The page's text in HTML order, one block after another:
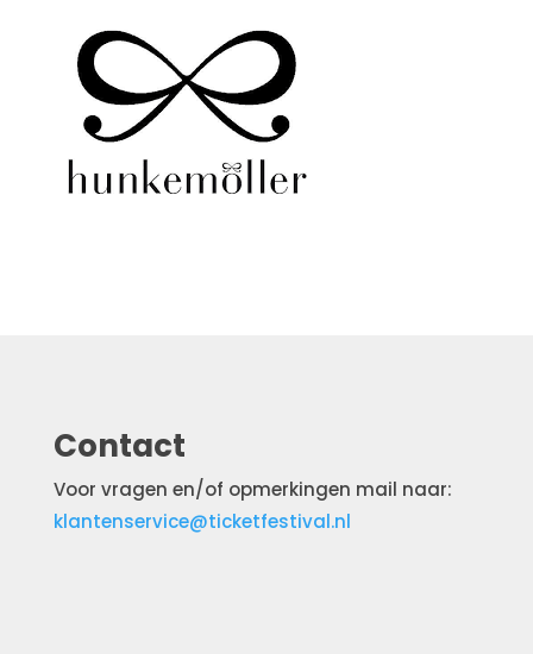
Contact
Voor vragen en/of opmerkingen mail naar:
klantenservice@ticketfestival.nl